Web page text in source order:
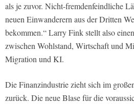
als je zuvor. Nicht-fremdenfeindliche
neuen Einwanderern aus der Dritten
bekommen.“ Larry Fink stellt also
zwischen Wohlstand, Wirtschaft und
Migration und KI.
Die Finanzindustrie zieht sich im
zurück. Die neue Blase für die